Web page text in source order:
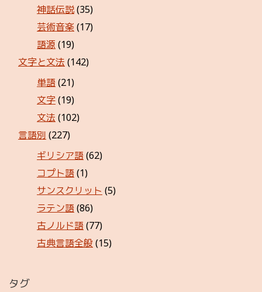
神話伝説(35)
芸術音楽 (17)
語源 (19)
文字と文法 (142)
単語(21)
文字(19)
文法 (102)
言語別 (227)
ギリシア語(62)
コプト語(1)
サンスクリット (5)
ラテン語(86)
古ノルド語(77)
古典言語全般 (15)
タグ